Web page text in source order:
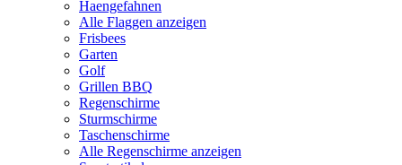
Haengefahnen
Alle Flaggen anzeigen
Frisbees
Garten
Golf
Grillen BBQ
Regenschirme
Sturmschirme
Taschenschirme
Alle Regenschirme anzeigen